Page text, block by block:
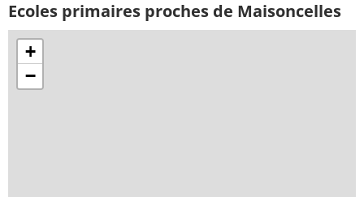
Ecoles primaires proches de Maisoncelles
+
−